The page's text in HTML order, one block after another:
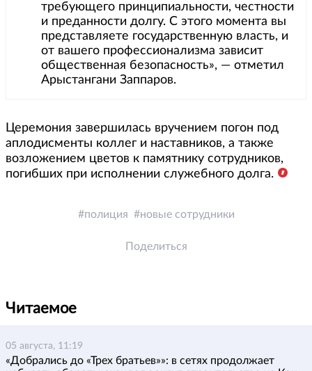
требующего принципиальности, честности
и преданности долгу. С этого момента вы
представляете государственную власть, и
от вашего профессионализма зависит
общественная безопасность», — отметил
Арыстангани Заппаров.
Церемония завершилась вручением погон под
аплодисменты коллег и наставников, а также
возложением цветов к памятнику сотрудников,
погибших при исполнении служебного долга.
полиция новые сотрудники
Поделиться
Читаемое
05 августа, 11:19
«Добрались до «Трех братьев»»: в сетях продолжает